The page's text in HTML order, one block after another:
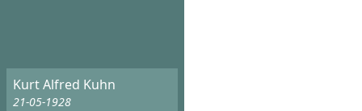
Kurt Alfred Kuhn
21-05-1928